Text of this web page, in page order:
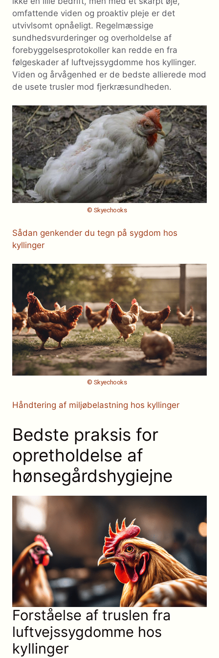
omfattende viden og proaktiv pleje er det
utvivlsomt opnåeligt. Regelmæssige
sundhedsvurderinger og overholdelse af
forebyggelsesprotokoller kan redde en fra
følgeskader af luftvejssygdomme hos kyllinger.
Viden og årvågenhed er de bedste allierede mod
de usete trusler mod fjerkræsundheden.
© Skyechooks
Sådan genkender du tegn på sygdom hos
kyllinger
© Skyechooks
Håndtering af miljøbelastning hos kyllinger
Bedste praksis for
opretholdelse af
hønsegårdshygiejne
Forståelse af truslen fra
luftvejssygdomme hos
kyllinger